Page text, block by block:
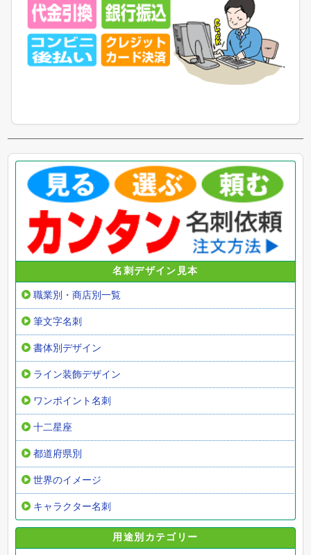
名刺デザイン見本
職業別・商店別一覧
筆文字名刺
書体別デザイン
ライン装飾デザイン
ワンポイント名刺
十二星座
都道府県別
世界のイメージ
キャラクター名刺
用途別カテゴリー